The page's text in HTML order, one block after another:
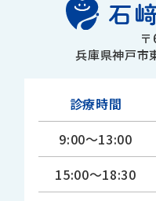
兵庫県神戸市
診療時間
9:00～13:00
15:00～18:30